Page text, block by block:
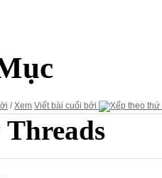
/Xem Viết bài cuối bởi